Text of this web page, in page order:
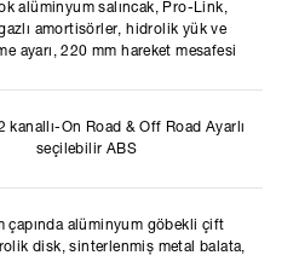
alüminyum salıncak, Pro-Link,
amortisörler, hidrolik yük ve
ayarı, 220 mm hareket mesafesi
kanallı-On Road & Off Road Ayarlı
seçilebilir ABS
çapında alüminyum göbekli çift
disk, sinterlenmiş metal balata,